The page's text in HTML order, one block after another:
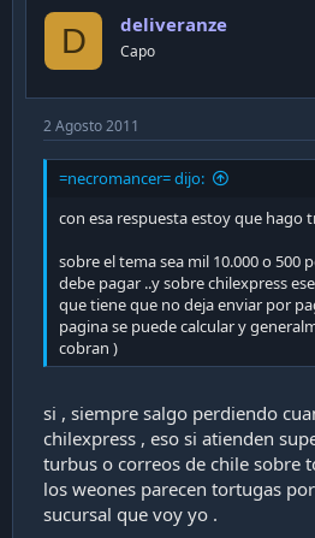
D deliveranze
Capo
2 Agosto 2011
=necromancer= dijo:
con esa respuesta estoy que hago
sobre el tema sea mil 10.000 o 500
debe pagar ..y sobre chilexpress
que tiene que no deja enviar por
pagina se puede calcular y
cobran )
si , siempre salgo perdiendo
chilexpress , eso si atienden
turbus o correos de chile sobre
los weones parecen tortugas
sucursal que voy yo .